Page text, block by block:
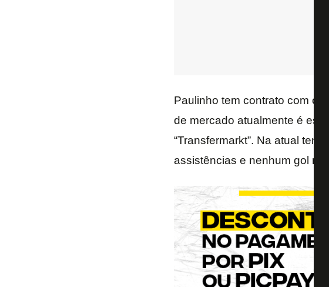
Paulinho tem contrato com o
de mercado atualmente é
“Transfermarkt”. Na atual
assistências e nenhum gol